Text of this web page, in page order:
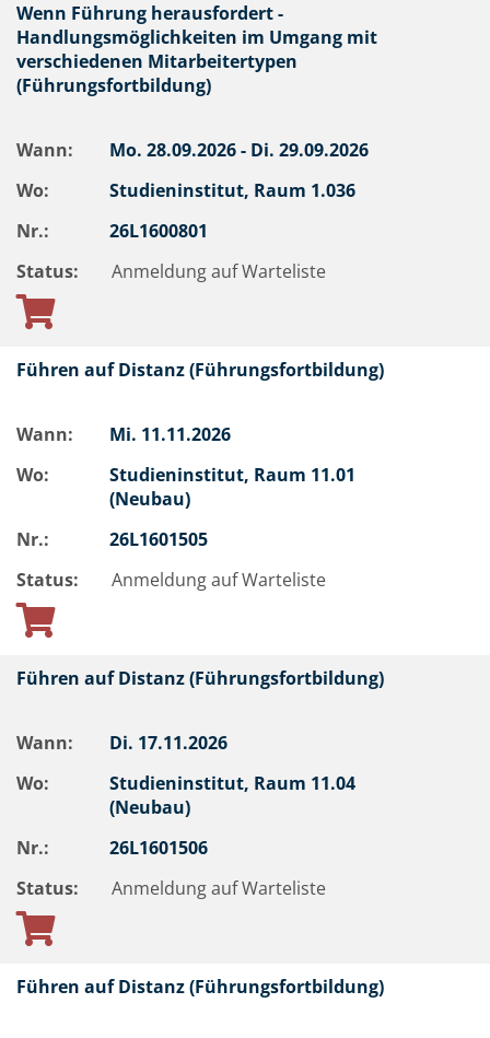
Wenn Führung herausfordert -
Handlungsmöglichkeiten im Umgang mit
verschiedenen Mitarbeitertypen
(Führungsfortbildung)
Wann: Mo. 28.09.2026 - Di. 29.09.2026
Wo:
Studieninstitut, Raum 1.036
Nr.:
26L1600801
Status:
Anmeldung auf Warteliste
Führen auf Distanz (Führungsfortbildung)
Wann: Mi. 11.11.2026
Wo:
Studieninstitut, Raum 11.01
(Neubau)
Nr.:
26L1601505
Status:
Anmeldung auf Warteliste
Führen auf Distanz (Führungsfortbildung)
Wann: Di. 17.11.2026
Wo:
Studieninstitut, Raum 11.04
(Neubau)
Nr.:
26L1601506
Status:
Anmeldung auf Warteliste
Führen auf Distanz (Führungsfortbildung)